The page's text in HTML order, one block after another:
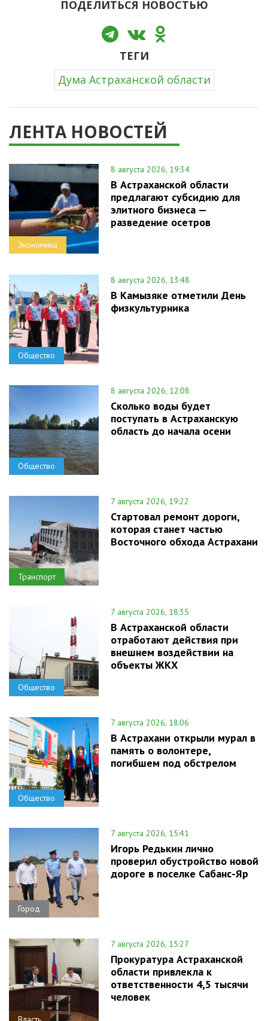
ПОДЕЛИТЬСЯ НОВОСТЬЮ
ТЕГИ
Дума Астраханской области
ЛЕНТА НОВОСТЕЙ
Экономика
8 августа 2026, 19:34
В Астраханской области
предлагают субсидию для
элитного бизнеса —
разведение осетров
Общество
8 августа 2026, 13:48
В Камызяке отметили День
физкультурника
Общество
8 августа 2026, 12:08
Сколько воды будет
поступать в Астраханскую
область до начала осени
Транспорт
7 августа 2026, 19:22
Стартовал ремонт дороги,
которая станет частью
Восточного обхода Астрахани
Общество
7 августа 2026, 18:35
В Астраханской области
отработают действия при
внешнем воздействии на
объекты ЖКХ
Общество
7 августа 2026, 18:06
В Астрахани открыли мурал в
память о волонтере,
погибшем под обстрелом
Город
7 августа 2026, 15:41
Игорь Редькин лично
проверил обустройство новой
дороге в поселке Сабанс-Яр
7 августа 2026, 15:27
Прокуратура Астраханской
области привлекла к
ответственности 4,5 тысячи
человек